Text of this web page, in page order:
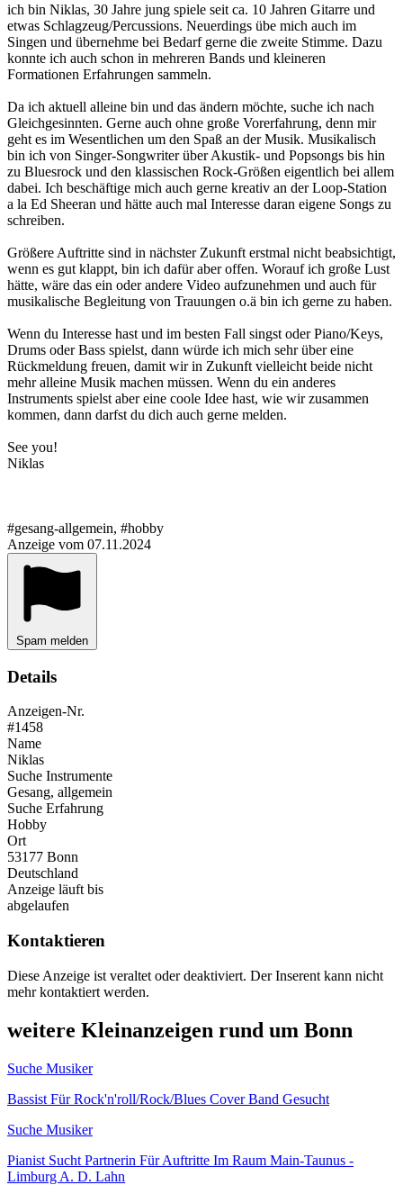
ich bin Niklas, 30 Jahre jung spiele seit ca. 10 Jahren Gitarre und
etwas Schlagzeug/Percussions. Neuerdings übe mich auch im
Singen und übernehme bei Bedarf gerne die zweite Stimme. Dazu
konnte ich auch schon in mehreren Bands und kleineren
Formationen Erfahrungen sammeln.
Da ich aktuell alleine bin und das ändern möchte, suche ich nach
Gleichgesinnten. Gerne auch ohne große Vorerfahrung, denn mir
geht es im Wesentlichen um den Spaß an der Musik. Musikalisch
bin ich von Singer-Songwriter über Akustik- und Popsongs bis hin
zu Bluesrock und den klassischen Rock-Größen eigentlich bei allem
dabei. Ich beschäftige mich auch gerne kreativ an der Loop-Station
a la Ed Sheeran und hätte auch mal Interesse daran eigene Songs zu
schreiben.
Größere Auftritte sind in nächster Zukunft erstmal nicht beabsichtigt,
wenn es gut klappt, bin ich dafür aber offen. Worauf ich große Lust
hätte, wäre das ein oder andere Video aufzunehmen und auch für
musikalische Begleitung von Trauungen o.ä bin ich gerne zu haben.
Wenn du Interesse hast und im besten Fall singst oder Piano/Keys,
Drums oder Bass spielst, dann würde ich mich sehr über eine
Rückmeldung freuen, damit wir in Zukunft vielleicht beide nicht
mehr alleine Musik machen müssen. Wenn du ein anderes
Instruments spielst aber eine coole Idee hast, wie wir zusammen
kommen, dann darfst du dich auch gerne melden.
See you!
Niklas
#gesang-allgemein, #hobby
Anzeige vom 07.11.2024
Spam melden
Details
Anzeigen-Nr.
#1458
Name
Niklas
Suche Instrumente
Gesang, allgemein
Suche Erfahrung
Hobby
Ort
53177 Bonn
Deutschland
Anzeige läuft bis
abgelaufen
Kontaktieren
Diese Anzeige ist veraltet oder deaktiviert. Der Inserent kann nicht
mehr kontaktiert werden.
weitere Kleinanzeigen rund um Bonn
Suche Musiker
Bassist Für Rock'n'roll/Rock/Blues Cover Band Gesucht
Suche Musiker
Pianist Sucht Partnerin Für Auftritte Im Raum Main-Taunus -
Limburg A. D. Lahn